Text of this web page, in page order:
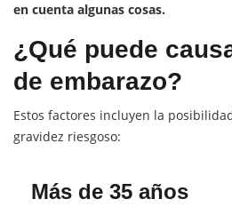
en cuenta algunas cosas.
¿Qué puede
de embarazo?
Estos factores incluyen la
gravidez riesgoso:
Más de 35 años